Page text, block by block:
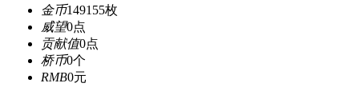
金币149155枚
威望0点
贡献值0点
桥币0个
RMB0元